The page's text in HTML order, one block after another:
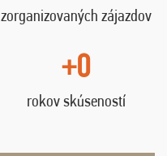
zorganizovaných zájazdov
+0
rokov skúseností